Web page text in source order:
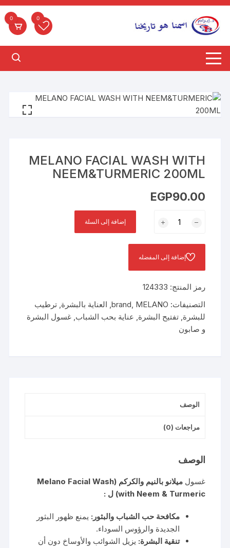
التجاوز
المحتوى
0
0
MELANO FACIAL WASH WITH
NEEM&TURMERIC 200ML
EGP90.00
MELANO
WASH
WITH
200ML
إضافة إلى السلة
إضافة إلى المفضله
رمز المنتج: 124333
التصنيفات:
brand, MELANO
, العناية بالبشرة,ترطيب
للبشرة,تفتيح البشرة, عناية بحب الشباب,غسول البشرة
و صابون
الوصف
مراجعات (0)
الوصف
غسول
ميلانو بالنيم والكركم (Melano Facial Wash
with Neem & Turmeric) ل :
مكافحة حب الشباب والبثور: يمنع ظهور البثور
الجديدة والرؤوس السوداء.
تنقية البشرة: يزيل الشوائب والأوساخ دون أن